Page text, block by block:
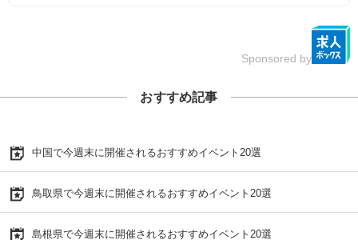
Sponsored by
おすすめ記事
中国で今週末に開催されるおすすめイベント20選
鳥取県で今週末に開催されるおすすめイベント20選
島根県で今週末に開催されるおすすめイベント20選